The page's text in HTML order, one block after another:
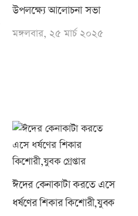
উপলক্ষ্যে আলোচনা সভা
মঙ্গলবার, ২৫ মার্চ ২০২৫
ঈদের কেনাকাটা করতে এসে
ধর্ষণের শিকার কিশোরী,যুবক